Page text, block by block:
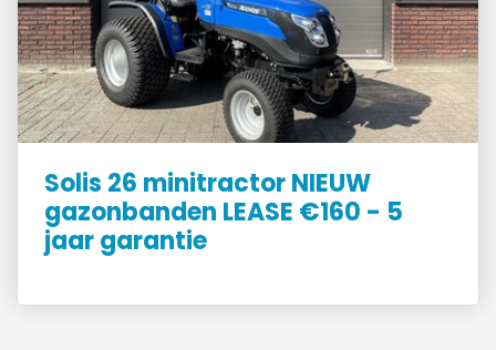
Solis 26 minitractor NIEUW
gazonbanden LEASE €160 - 5
jaar garantie